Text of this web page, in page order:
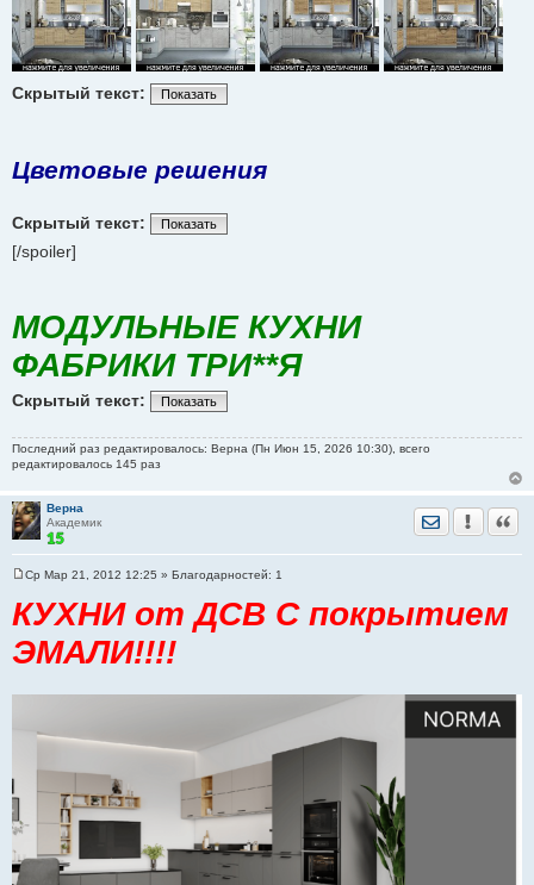
Скрытый текст: Показать
Цветовые решения
Скрытый текст: Показать
[/spoiler]
МОДУЛЬНЫЕ КУХНИ
ФАБРИКИ ТРИ**Я
Скрытый текст: Показать
Последний раз редактировалось: Верна (Пн Июн 15, 2026 10:30), всего
редактировалось 145 раз
Верна
Академик
Отправить
о
б
щ
е
Ср Мар 21, 2012 12:25 » Благодарностей: 1
КУХНИ от ДСВ С покрытием
ЭМАЛИ!!!!